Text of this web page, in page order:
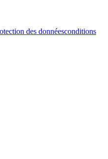
des donnéesconditions